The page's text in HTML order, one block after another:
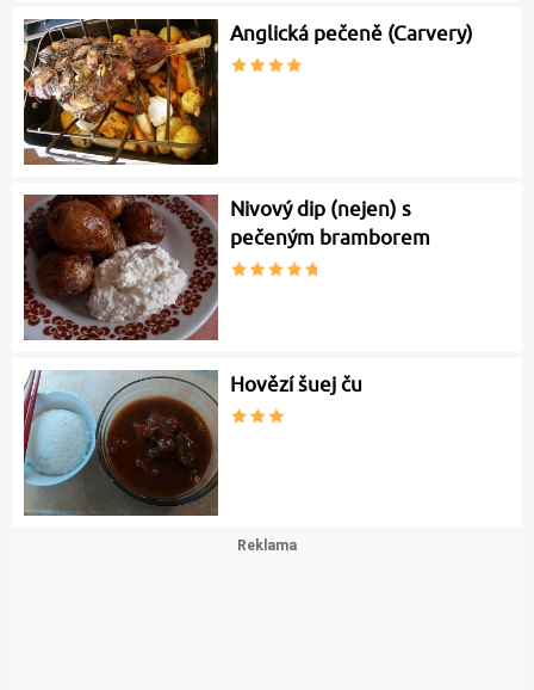
Anglická pečeně (Carvery)
Nivový dip (nejen) s
pečeným bramborem
Hovězí šuej ču